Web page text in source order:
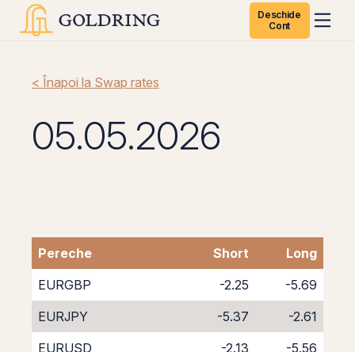
Deschide
Cont
< Înapoi la Swap rates
05.05.2026
Pereche Short
Long
EURGBP
-2.25
-5.69
EURJPY
-5.37
-2.61
EURUSD
-2.13
-5.56